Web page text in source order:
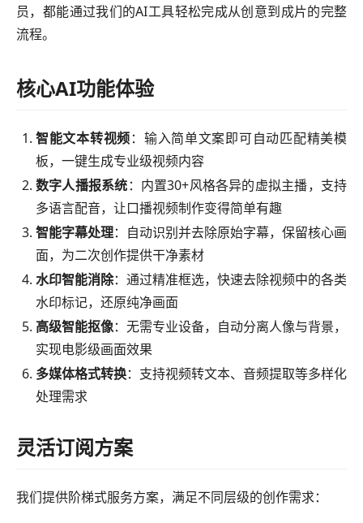
员，都能通过我们的AI工具轻松完成从创意到成片的完整
流程。
核心AI功能体验
智能文本转视频：输入简单文案即可自动匹配精美模
板，一键生成专业级视频内容
数字人播报系统：内置30+风格各异的虚拟主播，支持
多语言配音，让口播视频制作变得简单有趣
智能字幕处理：自动识别并去除原始字幕，保留核心画
面，为二次创作提供干净素材
水印智能消除：通过精准框选，快速去除视频中的各类
水印标记，还原纯净画面
高级智能抠像：无需专业设备，自动分离人像与背景，
实现电影级画面效果
多媒体格式转换：支持视频转文本、音频提取等多样化
处理需求
灵活订阅方案
我们提供阶梯式服务方案，满足不同层级的创作需求：